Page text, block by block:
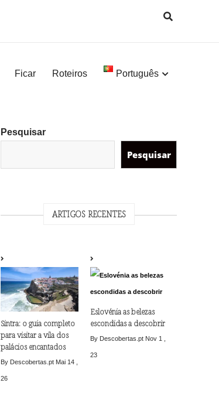
Ficar Roteiros Português
Pesquisar
Pesquisar
ARTIGOS RECENTES
Sintra: o guia completo
para visitar a vila dos
palácios encantados
By Descobertas.pt Mai 14 ,
26
Eslovénia as belezas
escondidas a descobrir
By Descobertas.pt Nov 1 ,
23